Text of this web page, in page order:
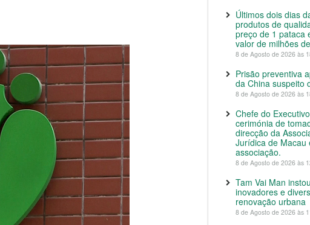
Últimos dois dias
produtos de
preço de 1 pataca
valor de milhões
8 de Agosto de 2026 às
Prisão preventiva
da China suspeito
8 de Agosto de 2026 às
Chefe do
cerimónia de
direcção da
Jurídica de Macau
associação.
8 de Agosto de 2026 às
Tam Vai Man
inovadores e
renovação urbana
8 de Agosto de 2026 às